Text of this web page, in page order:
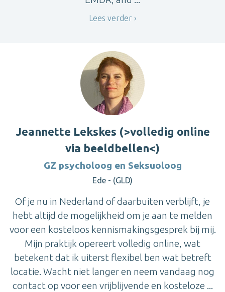
Lees verder
Jeannette Lekskes (>volledig online
via beeldbellen<)
GZ psycholoog en Seksuoloog
Ede - (GLD)
Of je nu in Nederland of daarbuiten verblijft, je
hebt altijd de mogelijkheid om je aan te melden
voor een kosteloos kennismakingsgesprek bij mij.
Mijn praktijk opereert volledig online, wat
betekent dat ik uiterst flexibel ben wat betreft
locatie. Wacht niet langer en neem vandaag nog
contact op voor een vrijblijvende en kosteloze ...